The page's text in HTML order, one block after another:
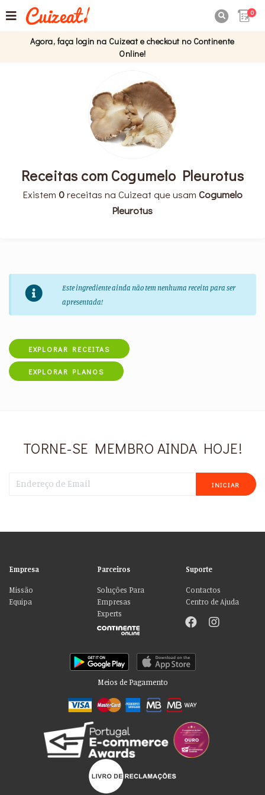
0
Agora, faça login na Cuizeat e checkout no Continente
Online!
Receitas com Cogumelo Pleurotus
Existem 0receitas na Cuizeat que usam Cogumelo
Pleurotus
Este ingrediente ainda não tem nenhuma receita para ser
apresentada!
EXPLORAR RECEITAS
EXPLORAR PLANOS
TORNE-SE MEMBRO AINDA HOJE!
INICIAR
Empresa
Missão
Equipa
Parceiros
Soluções Para
Empresas
Experts
Suporte
Contactos
Centro de Ajuda
Meios de Pagamento
Por favor aceite as nossas deliciosas